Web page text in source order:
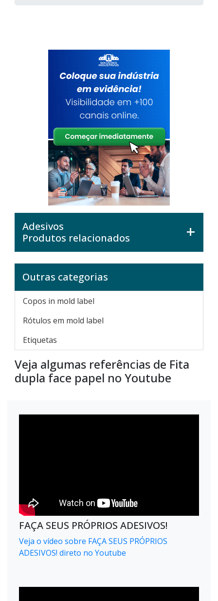
Adesivos
Produtos relacionados
Outras categorias
Copos in mold label
Rótulos em mold label
Etiquetas
Veja algumas referências de Fita
dupla face papel no Youtube
FAÇA SEUS PRÓPRIOS ADESIVOS!
Veja o vídeo sobre FAÇA SEUS PRÓPRIOS
ADESIVOS! direto no Youtube